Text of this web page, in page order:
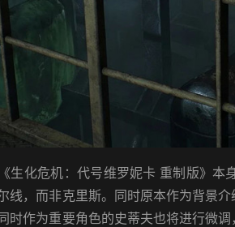
化危机：代号维罗妮卡 重制版》本
线，而非克里斯。同时原本作为背景
时作为重要角色的史蒂夫也将进行微